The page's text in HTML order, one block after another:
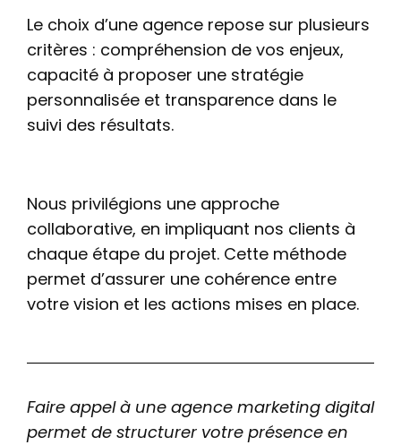
Le choix d’une agence repose sur plusieurs
critères : compréhension de vos enjeux,
capacité à proposer une stratégie
personnalisée et transparence dans le
suivi des résultats.
Nous privilégions une approche
collaborative, en impliquant nos clients à
chaque étape du projet. Cette méthode
permet d’assurer une cohérence entre
votre vision et les actions mises en place.
Faire appel à une agence marketing digital
permet de structurer votre présence en